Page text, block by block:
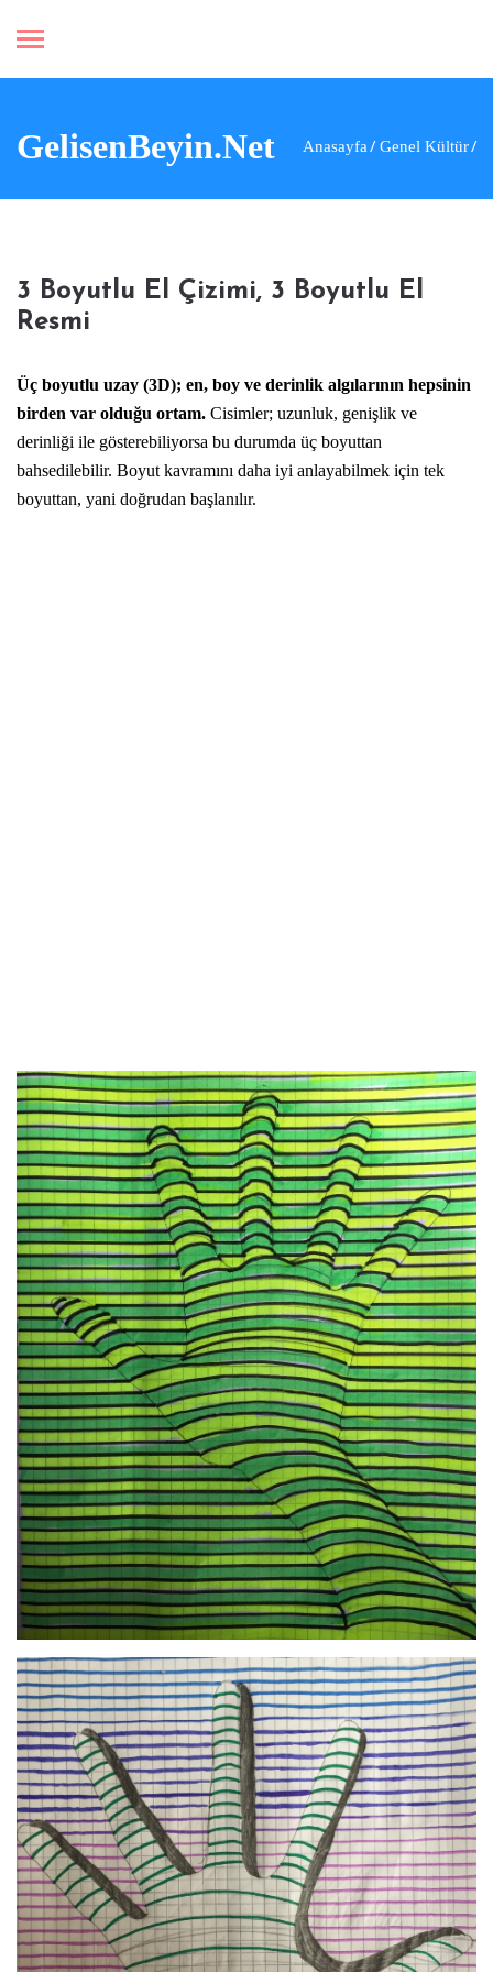
GelisenBeyin.Net Anasayfa Genel Kültür
3 Boyutlu El Çizimi, 3 Boyutlu El
Resmi
Üç boyutlu uzay (3D); en, boy ve derinlik algılarının hepsinin
birden var olduğu ortam. Cisimler; uzunluk, genişlik ve
derinliği ile gösterebiliyorsa bu durumda üç boyuttan
bahsedilebilir. Boyut kavramını daha iyi anlayabilmek için tek
boyuttan, yani doğrudan başlanılır.